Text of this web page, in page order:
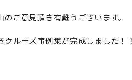
のご意見頂き有難うございます。
ルーズ事例集が完成しました！！